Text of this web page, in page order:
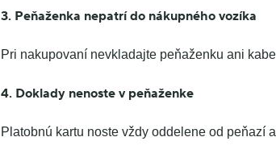
3. Peňaženka nepatrí do nákupného vozíka
Pri nakupovaní nevkladajte peňaženku ani
4. Doklady nenoste v peňaženke
Platobnú kartu noste vždy oddelene od peňazí